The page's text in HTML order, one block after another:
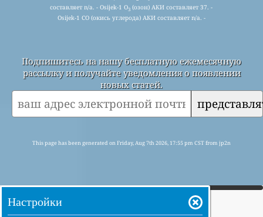
составляет n/a. - Osijek-1 O3 (озон) АКИ составляет 37. -
Osijek-1 CO (окись углерода) АКИ составляет n/a. -
Подпишитесь на нашу бесплатную ежемесячную
рассылку и получайте уведомления о появлении
новых статей.
This page has been generated on Friday, Aug 7th 2026, 17:55 pm CST from jp2n
Настройки